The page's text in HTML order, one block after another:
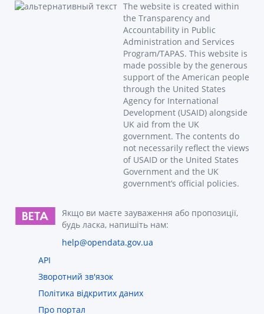
The website is created within
the Transparency and
Accountability in Public
Administration and Services
Program/TAPAS. This website is
made possible by the generous
support of the American people
through the United States
Agency for International
Development (USAID) alongside
UK aid from the UK
government. The contents do
not necessarily reflect the views
of USAID or the United States
Government and the UK
government’s official policies.
Якщо ви маєте зауваження або пропозиції,
будь ласка, напишіть нам:
help@opendata.gov.ua
API
Зворотний зв'язок
Політика відкритих даних
Про портал